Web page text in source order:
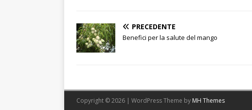
PRECEDENTE
Benefici per la salute del mango
Copyright © 2026 | WordPress Theme by MH Themes